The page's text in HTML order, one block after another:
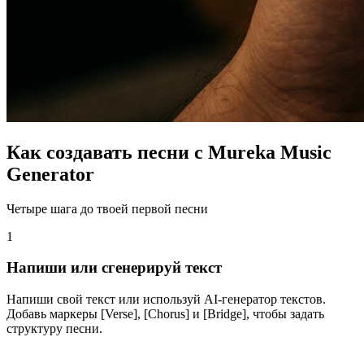
Как создавать песни с Mureka Music
Generator
Четыре шага до твоей первой песни
1
Напиши или сгенерируй текст
Напиши свой текст или используй AI-генератор текстов.
Добавь маркеры [Verse], [Chorus] и [Bridge], чтобы задать
структуру песни.